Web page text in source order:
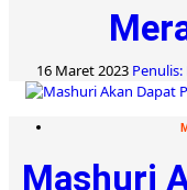
16 Maret 2023
Mashuri